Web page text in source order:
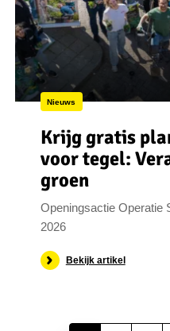
Nieuws
Krijg gratis
voor tegel:
groen
Openingsactie Operatie
2026
Bekijk artikel